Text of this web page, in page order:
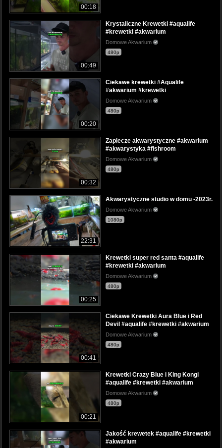
00:18
00:49
Krystaliczne Krewetki #aqualife
#krewetki #akwarium
Domowe Akwarium
480p
00:20
Ciekawe krewetki #Aqualife
#akwarium #krewetki
Domowe Akwarium
480p
00:32
Zaplecze akwarystyczne #akwarium
#akwarystyka #fishroom
Domowe Akwarium
480p
22:31
Akwarystyczne studio w domu -2023r.
Domowe Akwarium
1080p
00:25
Krewetki super red santa #aqualife
#krewetki #akwarium
Domowe Akwarium
480p
00:41
Ciekawe Krewetki Aura Blue i Red
Devil #aqualife #krewetki #akwarium
Domowe Akwarium
480p
00:21
Krewetki Crazy Blue i King Kongi
#aqualife #krewetki #akwarium
Domowe Akwarium
480p
Jakość krewetek #aqualife #krewetki
#akwarium